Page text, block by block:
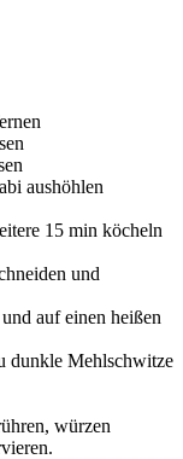
aushöhlen
15 min köcheln
und
auf einen heißen
dunkle Mehlschwitze
würzen